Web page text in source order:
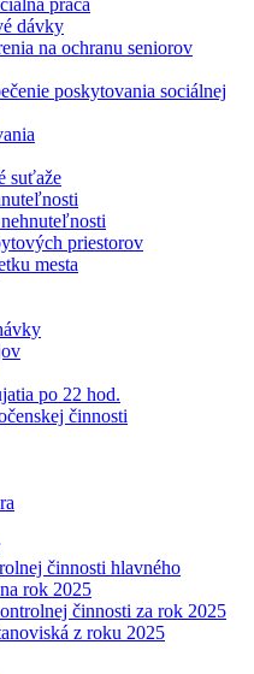
práca
dávky
na ochranu seniorov
poskytovania sociálnej
suťaže
priestorov
mesta
po 22 hod.
činnosti
činnosti hlavného
rok 2025
činnosti za rok 2025
z roku 2025